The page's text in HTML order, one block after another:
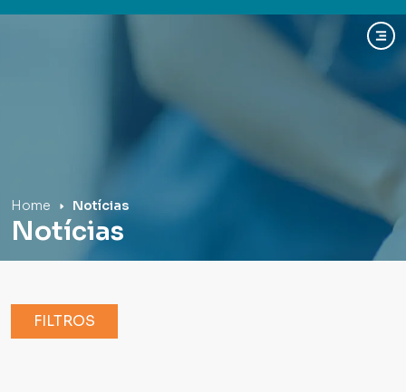
Home Notícias
Notícias
FILTROS